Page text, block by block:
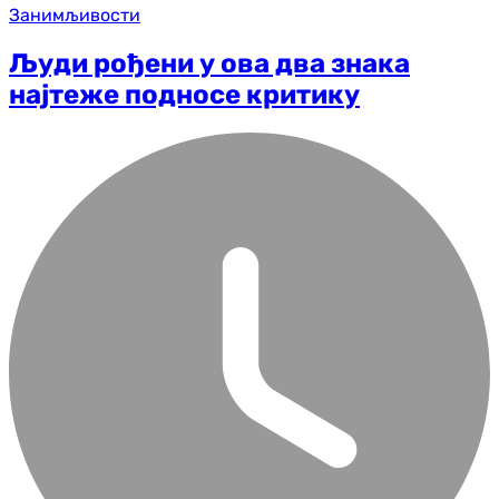
Занимљивости
Људи рођени у ова два знака
најтеже подносе критику